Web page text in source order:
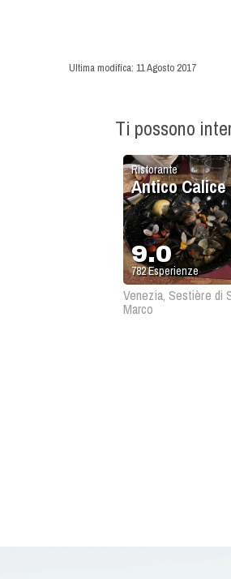
Ultima modifica: 11 Agosto 2017
Ti possono
Ristorante
Antico Calice
9.0
782Esperienze
Venezia, Sestière di
Marco